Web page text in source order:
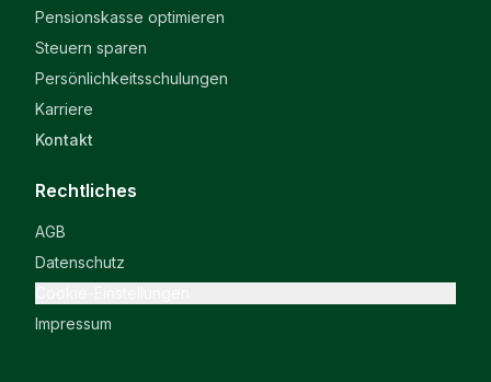
Pensionskasse optimieren
Steuern sparen
Persönlichkeitsschulungen
Karriere
Kontakt
Rechtliches
AGB
Datenschutz
Impressum